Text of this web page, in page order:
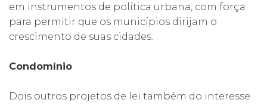
em instrumentos de política urbana, com força
para permitir que os municípios dirijam o
crescimento de suas cidades.
Condomínio
Dois outros projetos de lei também do interesse